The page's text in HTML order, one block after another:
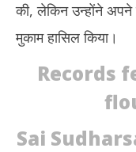
की, लेकिन उन्होंने
मुकाम हासिल किया।
Records
Sai